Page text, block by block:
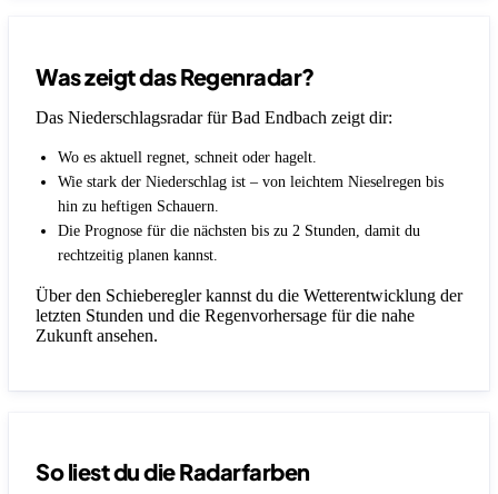
Was zeigt das Regenradar?
Das Niederschlagsradar für Bad Endbach zeigt dir:
Wo es aktuell regnet, schneit oder hagelt.
Wie stark der Niederschlag ist – von leichtem Nieselregen bis
hin zu heftigen Schauern.
Die Prognose für die nächsten bis zu 2 Stunden, damit du
rechtzeitig planen kannst.
Über den Schieberegler kannst du die Wetterentwicklung der
letzten Stunden und die Regenvorhersage für die nahe
Zukunft ansehen.
So liest du die Radarfarben